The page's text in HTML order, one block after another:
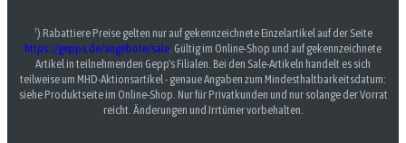
¹) Rabattiere Preise gelten nur auf gekennzeichnete Einzelartikel auf der Seite
https://gepps.de/angebote/sale. Gültig im Online-Shop und auf gekennzeichnete
Artikel in teilnehmenden Gepp's Filialen. Bei den Sale-Artikeln handelt es sich
teilweise um MHD-Aktionsartikel - genaue Angaben zum Mindesthaltbarkeitsdatum:
siehe Produktseite im Online-Shop. Nur für Privatkunden und nur solange der Vorrat
reicht. Änderungen und Irrtümer vorbehalten.